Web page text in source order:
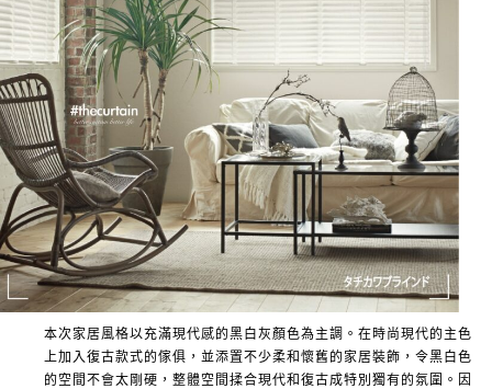
本次家居風格以充滿現代感的黑白灰顏色為主調。在時尚現代的主色
上加入復古款式的傢俱，並添置不少柔和懷舊的家居裝飾，令黑白色
的空間不會太剛硬，整體空間揉合現代和復古成特別獨有的氛圍。因